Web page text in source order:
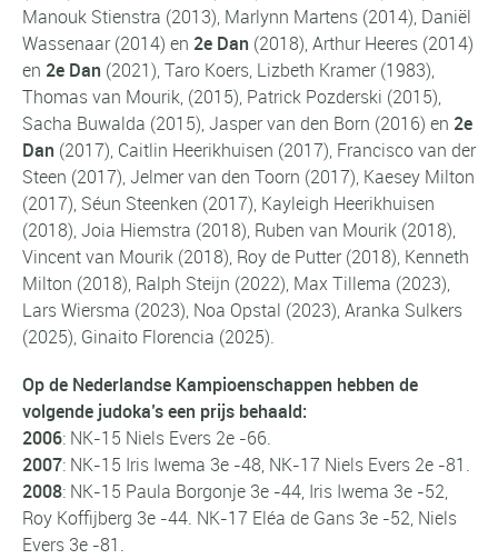
Manouk Stienstra (2013), Marlynn Martens (2014), Daniël
Wassenaar (2014) en 2e Dan (2018), Arthur Heeres (2014)
en 2e Dan (2021), Taro Koers, Lizbeth Kramer (1983),
Thomas van Mourik, (2015), Patrick Pozderski (2015),
Sacha Buwalda (2015), Jasper van den Born (2016) en 2e
Dan (2017), Caitlin Heerikhuisen (2017), Francisco van der
Steen (2017), Jelmer van den Toorn (2017), Kaesey Milton
(2017), Séun Steenken (2017), Kayleigh Heerikhuisen
(2018), Joia Hiemstra (2018), Ruben van Mourik (2018),
Vincent van Mourik (2018), Roy de Putter (2018), Kenneth
Milton (2018), Ralph Steijn (2022), Max Tillema (2023),
Lars Wiersma (2023), Noa Opstal (2023), Aranka Sulkers
(2025), Ginaito Florencia (2025).
Op de Nederlandse Kampioenschappen hebben de
volgende judoka’s een prijs behaald:
2006: NK-15 Niels Evers 2e -66.
2007: NK-15 Iris Iwema 3e -48, NK-17 Niels Evers 2e -81.
2008: NK-15 Paula Borgonje 3e -44, Iris Iwema 3e -52,
Roy Koffijberg 3e -44. NK-17 Eléa de Gans 3e -52, Niels
Evers 3e -81.